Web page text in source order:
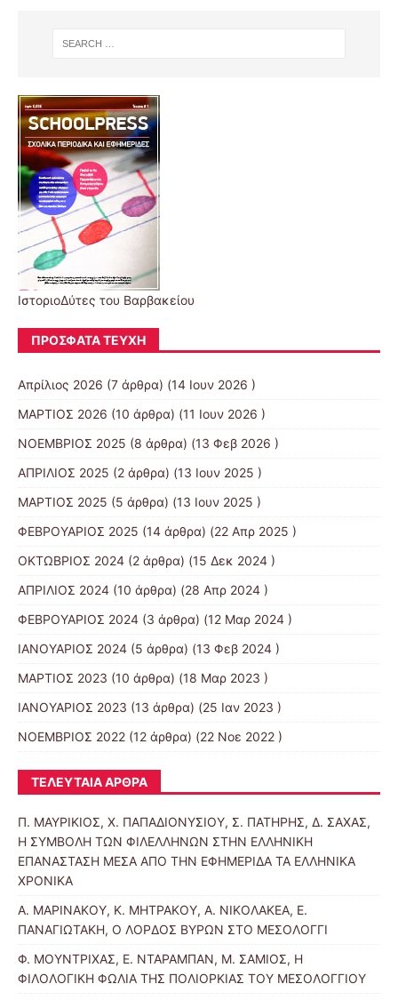
ΙστοριοΔύτες του Βαρβακείου
ΠΡΌΣΦΑΤΑ ΤΕΎΧΗ
Απρίλιος 2026 (7 άρθρα) (14 Ιουν 2026 )
ΜΑΡΤΙΟΣ 2026 (10 άρθρα) (11 Ιουν 2026 )
ΝΟΕΜΒΡΙΟΣ 2025 (8 άρθρα) (13 Φεβ 2026 )
ΑΠΡΙΛΙΟΣ 2025 (2 άρθρα) (13 Ιουν 2025 )
ΜΑΡΤΙΟΣ 2025 (5 άρθρα) (13 Ιουν 2025 )
ΦΕΒΡΟΥΑΡΙΟΣ 2025 (14 άρθρα) (22 Απρ 2025 )
ΟΚΤΩΒΡΙΟΣ 2024 (2 άρθρα) (15 Δεκ 2024 )
ΑΠΡΙΛΙΟΣ 2024 (10 άρθρα) (28 Απρ 2024 )
ΦΕΒΡΟΥΑΡΙΟΣ 2024 (3 άρθρα) (12 Μαρ 2024 )
ΙΑΝΟΥΑΡΙΟΣ 2024 (5 άρθρα) (13 Φεβ 2024 )
ΜΑΡΤΙΟΣ 2023 (10 άρθρα) (18 Μαρ 2023 )
ΙΑΝΟΥΑΡΙΟΣ 2023 (13 άρθρα) (25 Ιαν 2023 )
ΝΟΕΜΒΡΙΟΣ 2022 (12 άρθρα) (22 Νοε 2022 )
ΤΕΛΕΥΤΑΊΑ ΆΡΘΡΑ
Π. ΜΑΥΡΙΚΙΟΣ, Χ. ΠΑΠΑΔΙΟΝΥΣΙΟΥ, Σ. ΠΑΤΗΡΗΣ, Δ. ΣΑΧΑΣ,
Η ΣΥΜΒΟΛΗ ΤΩΝ ΦΙΛΕΛΛΗΝΩΝ ΣΤΗΝ ΕΛΛΗΝΙΚΗ
ΕΠΑΝΑΣΤΑΣΗ ΜΕΣΑ ΑΠΟ ΤΗΝ ΕΦΗΜΕΡΙΔΑ ΤΑ ΕΛΛΗΝΙΚΑ
ΧΡΟΝΙΚΑ
Α. ΜΑΡΙΝΑΚΟΥ, Κ. ΜΗΤΡΑΚΟΥ, Α. ΝΙΚΟΛΑΚΕΑ, Ε.
ΠΑΝΑΓΙΩΤΑΚΗ, Ο ΛΟΡΔΟΣ ΒΥΡΩΝ ΣΤΟ ΜΕΣΟΛΟΓΓΙ
Φ. ΜΟΥΝΤΡΙΧΑΣ, Ε. ΝΤΑΡΑΜΠΑΝ, Μ. ΣΑΜΙΟΣ, Η
ΦΙΛΟΛΟΓΙΚΗ ΦΩΛΙΑ ΤΗΣ ΠΟΛΙΟΡΚΙΑΣ ΤΟΥ ΜΕΣΟΛΟΓΓΙΟΥ